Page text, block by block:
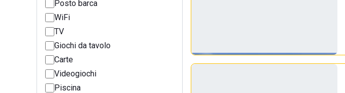
Posto barca
WiFi
TV
Giochi da tavolo
Carte
Videogiochi
Piscina